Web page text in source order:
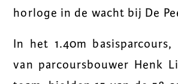
horloge in de wacht bij De
In het 1.40m
van parcoursbouwer Henk